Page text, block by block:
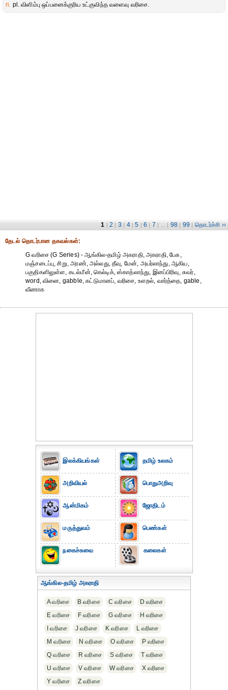
n. pl. விளிம்பு ஒப்பனைக்குரிய உட்குவிந்த வளைவு வரிசை.
1 | 2 | 3 | 4 | 5 | 6 | 7 | ... | 98 | 99 | தொடர்ச்சி ››
தேட‌ல் தொட‌ர்பான தகவ‌ல்க‌ள்:
G வரிசை (G Series) - ஆங்கில-தமிழ் அகராதி, அகராதி, பேசு,
மஞ்சடைப்பு, சிறு, அரண், அல்லது, தீவு, மேன், அயர்லாந்து, ஆகிய,
பகுதிகளிலுள்ள, கடல்மீன், கெல்டிக், ஸ்காத்லாந்து, இனப்பிரிவு, சுவர்,
word, வினை, gabble, கட்டுமானப், வரிசை, உளறல், வார்த்தை, gable,
வீணாக
இலக்கியங்கள்
அறிவியல்
ஆன்மிகம்
மருத்துவம்
நகைச்சுவை
தமிழ் உலகம்
பொதுஅறிவு
ஜோதிடம்
பெண்கள்
கலைகள்
ஆங்கில-தமிழ் அகராதி
A வரிசை B வரிசை C வரிசை
D வரிசை
E வரிசை
F வரிசை G வரிசை
H வரிசை
I வரிசை
J வரிசை K வரிசை
L வரிசை
M வரிசை
N வரிசை O வரிசை
P வரிசை
Q வரிசை
R வரிசை S வரிசை
T வரிசை
U வரிசை
V வரிசை W வரிசை
X வரிசை
Y வரிசை
Z வரிசை